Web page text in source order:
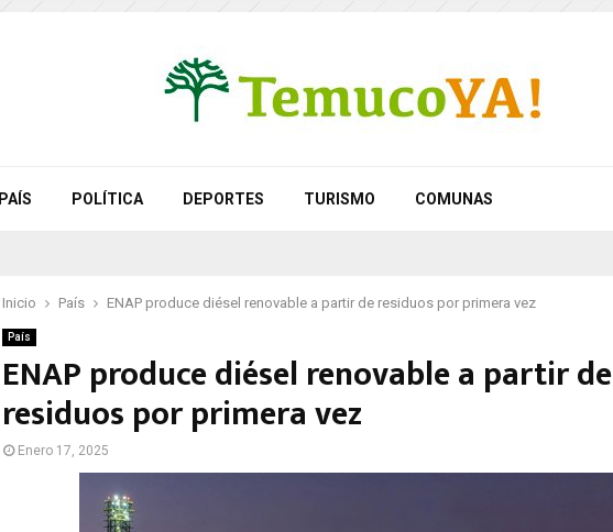
PAÍS POLÍTICA DEPORTES TURISMO COMUNAS
Inicio País ENAP produce diésel renovable a partir de residuos por primera vez
País
ENAP produce diésel renovable a partir de
residuos por primera vez
Enero 17, 2025